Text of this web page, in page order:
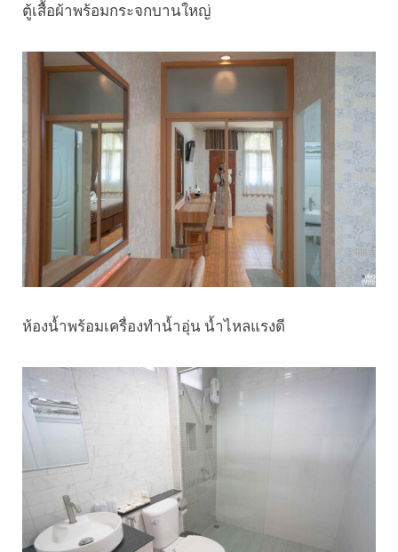
ตู้เสื้อผ้าพร้อมกระจกบานใหญ่
ห้องน้ำพร้อมเครื่องทำน้ำอุ่น น้ำไหลแรงดี